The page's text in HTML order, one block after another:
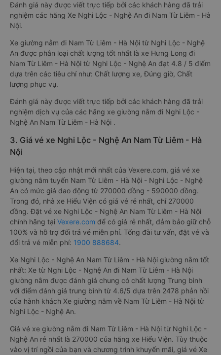
Đánh giá này được viết trực tiếp bởi các khách hàng đã trải
nghiệm các hãng Xe Nghi Lộc - Nghệ An đi Nam Từ Liêm - Hà
Nội.
Xe giường nằm đi Nam Từ Liêm - Hà Nội từ Nghi Lộc - Nghệ
An được phân loại chất lượng tốt nhất là xe Hưng Long đi
Nam Từ Liêm - Hà Nội từ Nghi Lộc - Nghệ An đạt 4.8 / 5 điểm
dựa trên các tiêu chí như: Chất lượng xe, Đúng giờ, Chất
lượng phục vụ.
Đánh giá này được viết trực tiếp bởi các khách hàng đã trải
nghiệm dịch vụ của các hãng xe giường nằm đi Nghi Lộc -
Nghệ An Nam Từ Liêm - Hà Nội .
3. Giá vé xe Nghi Lộc - Nghệ An Nam Từ Liêm - Hà
Nội
Hiện tại, theo cập nhật mới nhất của Vexere.com, giá vé xe
giường nằm tuyến Nam Từ Liêm - Hà Nội - Nghi Lộc - Nghệ
An có mức giá dao động từ 270000 đồng - 590000 đồng.
Trong đó, nhà xe Hiếu Viện có giá vé rẻ nhất, chỉ 270000
đồng. Đặt vé xe Nghi Lộc - Nghệ An Nam Từ Liêm - Hà Nội
chính hãng tại Vexere.com để có giá rẻ nhất, đảm bảo giữ chỗ
100% và hỗ trợ đổi trả vé miễn phí. Tổng đài tư vấn, đặt vé và
đổi trả vé miễn phí: 1900 888684.
Xe Nghi Lộc - Nghệ An Nam Từ Liêm - Hà Nội giường nằm tốt
nhất: Xe từ Nghi Lộc - Nghệ An đi Nam Từ Liêm - Hà Nội
giường nằm được đánh giá chung có chất lượng Trung bình
với điểm đánh giá trung bình từ 4.6/5 dựa trên 2478 phản hồi
của hành khách Xe giường nằm về Nam Từ Liêm - Hà Nội từ
Nghi Lộc - Nghệ An.
Giá vé xe giường nằm đi Nam Từ Liêm - Hà Nội từ Nghi Lộc -
Nghệ An rẻ nhất là 270000 của hãng xe Hiếu Viện. Tùy thuộc
vào vị trí ngồi của bạn và chương trình khuyến mãi, giá vé Xe